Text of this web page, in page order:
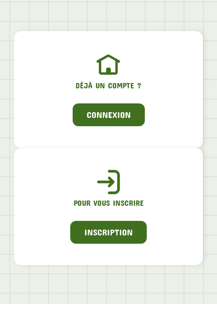
DÉJÀ UN COMPTE ?
CONNEXION
POUR VOUS INSCRIRE
INSCRIPTION